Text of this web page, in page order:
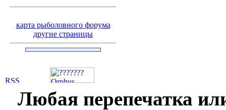
карта рыболовного форума
другие страницы
Любая перепечатка